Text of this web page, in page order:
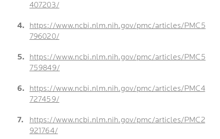
407203/
https://www.ncbi.nlm.nih.gov/pmc/articles/PMC5
796020/
https://www.ncbi.nlm.nih.gov/pmc/articles/PMC5
759849/
https://www.ncbi.nlm.nih.gov/pmc/articles/PMC4
727459/
https://www.ncbi.nlm.nih.gov/pmc/articles/PMC2
921764/